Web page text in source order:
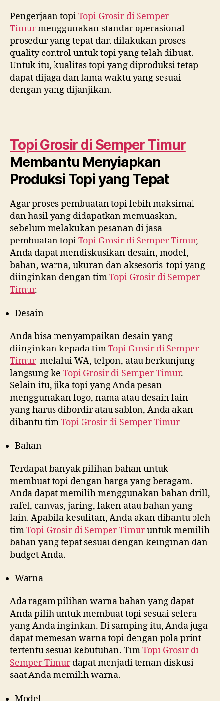
Pengerjaan topiTopi Grosir di Semper
Timurmenggunakan standar operasional
prosedur yang tepat dan dilakukan proses
quality control untuk topi yang telah dibuat.
Untuk itu, kualitas topi yang diproduksi tetap
dapat dijaga dan lama waktu yang sesuai
dengan yang dijanjikan.
Topi Grosir di Semper Timur
Membantu Menyiapkan
Produksi Topi yang Tepat
Agar proses pembuatan topi lebih maksimal
dan hasil yang didapatkan memuaskan,
sebelum melakukan pesanan di jasa
pembuatan topiTopi Grosir di Semper Timur,
Anda dapat mendiskusikan desain, model,
bahan, warna, ukuran dan aksesoris topi yang
diinginkan dengan timTopi Grosir di Semper
Timur.
Desain
Anda bisa menyampaikan desain yang
diinginkan kepada timTopi Grosir di Semper
Timurmelalui WA, telpon, atau berkunjung
langsung ke Topi Grosir di Semper Timur.
Selain itu, jika topi yang Anda pesan
menggunakan logo, nama atau desain lain
yang harus dibordir atau sablon, Anda akan
dibantu timTopi Grosir di Semper Timur
Bahan
Terdapat banyak pilihan bahan untuk
membuat topi dengan harga yang beragam.
Anda dapat memilih menggunakan bahan drill,
rafel, canvas, jaring, laken atau bahan yang
lain. Apabila kesulitan, Anda akan dibantu oleh
timTopi Grosir di Semper Timuruntuk memilih
bahan yang tepat sesuai dengan keinginan dan
budget Anda.
Warna
Ada ragam pilihan warna bahan yang dapat
Anda pilih untuk membuat topi sesuai selera
yang Anda inginkan. Di samping itu, Anda juga
dapat memesan warna topi dengan pola print
tertentu sesuai kebutuhan. TimTopi Grosir di
Semper Timurdapat menjadi teman diskusi
saat Anda memilih warna.
Model